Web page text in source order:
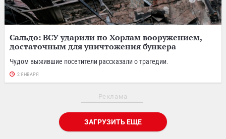
Сальдо: ВСУ ударили по Хорлам вооружением,
достаточным для уничтожения бункера
Чудом выжившие посетители рассказали о трагедии.
2 ЯНВАРЯ
Реклама
ЗАГРУЗИТЬ ЕЩЕ